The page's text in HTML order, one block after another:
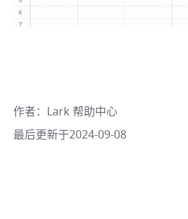
作者： Lark 帮助中心
最后更新于2024-09-08